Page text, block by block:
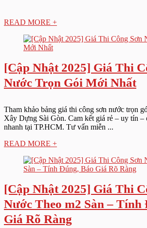
READ MORE +
[Cập Nhật 2025] Giá Thi
Nước Trọn Gói Mới Nhất
Tham khảo bảng giá thi công sơn nước trọn
Xây Dựng Sài Gòn. Cam kết giá rẻ – uy tín –
nhanh tại TP.HCM. Tư vấn miễn ...
READ MORE +
[Cập Nhật 2025] Giá Thi
Nước Theo m2 Sàn – Tính
Giá Rõ Ràng